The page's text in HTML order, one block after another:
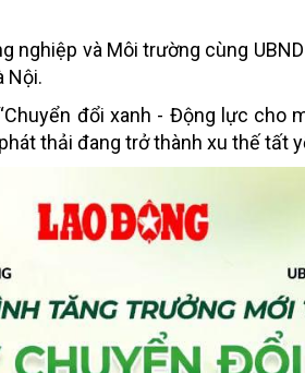
nghiệp và Môi trường cùng
Nội.
đổi xanh - Động lực cho
thải đang trở thành xu thế tất